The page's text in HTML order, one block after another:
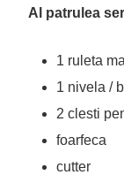
Al patrulea
1 ruleta
1 nivela /
2 clesti
foarfeca
cutter